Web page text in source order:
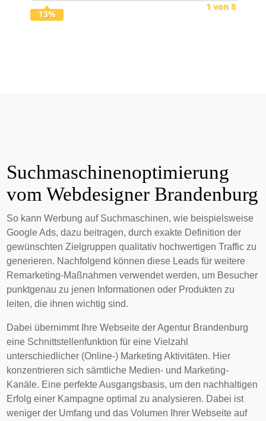
13%
1 von8
Suchmaschinenoptimierung
vom Webdesigner Brandenburg
So kann Werbung auf Suchmaschinen, wie beispielsweise
Google Ads, dazu beitragen, durch exakte Definition der
gewünschten Zielgruppen qualitativ hochwertigen Traffic zu
generieren. Nachfolgend können diese Leads für weitere
Remarketing-Maßnahmen verwendet werden, um Besucher
punktgenau zu jenen Informationen oder Produkten zu
leiten, die ihnen wichtig sind.
Dabei übernimmt Ihre Webseite der Agentur Brandenburg
eine Schnittstellenfunktion für eine Vielzahl
unterschiedlicher (Online-) Marketing Aktivitäten. Hier
konzentrieren sich sämtliche Medien- und Marketing-
Kanäle. Eine perfekte Ausgangsbasis, um den nachhaltigen
Erfolg einer Kampagne optimal zu analysieren. Dabei ist
weniger der Umfang und das Volumen Ihrer Webseite auf